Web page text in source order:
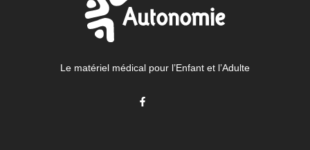
Le matériel médical pour l’Enfant et l’Adulte